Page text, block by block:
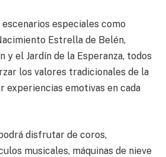
especiales como
Estrella de Belén,
y el Jardín de la Esperanza, todos
los valores tradicionales de la
experiencias emotivas en cada
disfrutar de coros,
musicales, máquinas de nieve